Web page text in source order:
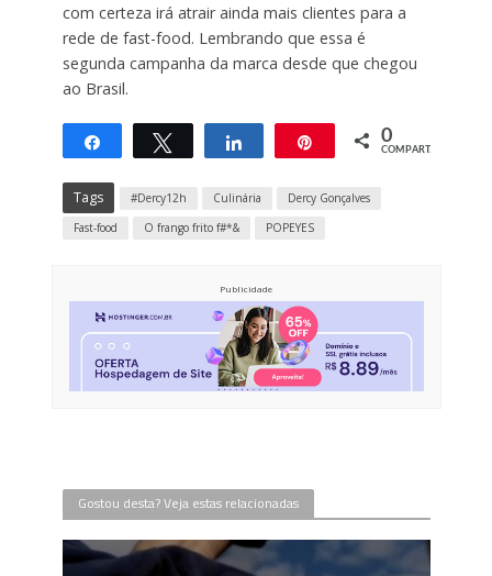
com certeza irá atrair ainda mais clientes para a
rede de fast-food. Lembrando que essa é
segunda campanha da marca desde que chegou
ao Brasil.
CompartilharTwittar Compartilhar 0
COMPART.
Tags #Dercy12h Culinária
Dercy Gonçalves
Fast-food
O frango frito f#*& POPEYES
Publicidade
Gostou desta? Veja estas relacionadas